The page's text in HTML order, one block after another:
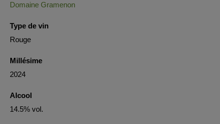
Domaine Gramenon
Type de vin
Rouge
Millésime
2024
Alcool
14.5% vol.